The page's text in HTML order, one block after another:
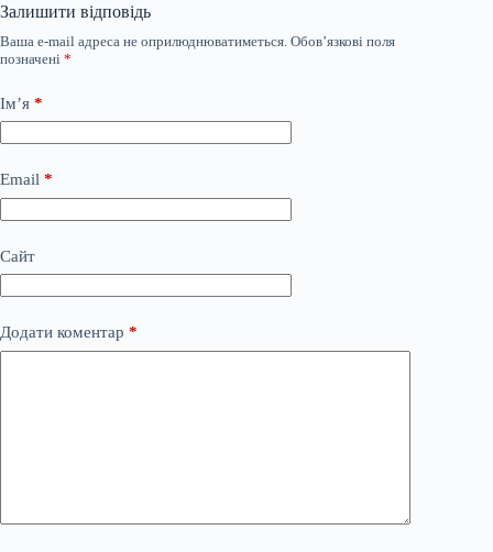
Залишити відповідь
Ваша e-mail адреса не оприлюднюватиметься. Обов’язкові поля
позначені *
Ім’я *
Email *
Сайт
Додати коментар *